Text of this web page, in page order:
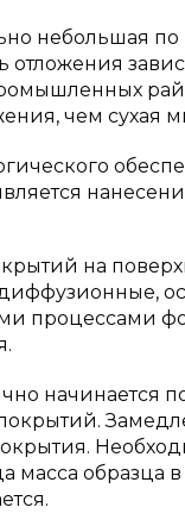
небольшая
чем сухая
на
процессами
начинается
масса образца